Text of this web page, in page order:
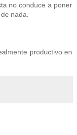
no conduce a poner
nada.
productivo en